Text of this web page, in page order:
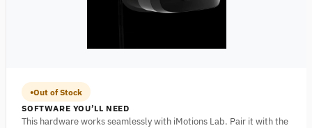
Out of Stock
SOFTWARE YOU’LL NEED
This hardware works seamlessly with iMotions Lab. Pair it with the